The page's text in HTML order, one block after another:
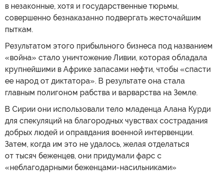
в незаконные, хотя и государственные тюрьмы,
совершенно безнаказанно подвергать жесточайшим
пыткам.
Результатом этого прибыльного бизнеса под названием
«война» стало уничтожение Ливии, которая обладала
крупнейшими в Африке запасами нефти, чтобы «спасти
ее народ от диктатора». В результате она стала
главным полигоном рабства и варварства на Земле.
В Сирии они использовали тело младенца Алана Курди
для спекуляций на благородных чувствах сострадания
добрых людей и оправдания военной интервенции.
Затем, когда им это не удалось, желая отделаться
от тысяч беженцев, они придумали фарс с
«неблагодарными беженцами-насильниками»